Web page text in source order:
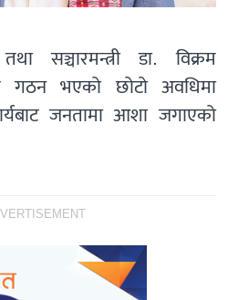
सञ्चारमन्त्री डा. विक्रम
गठन भएको छोटो अवधिमा
जनतामा आशा जगाएको